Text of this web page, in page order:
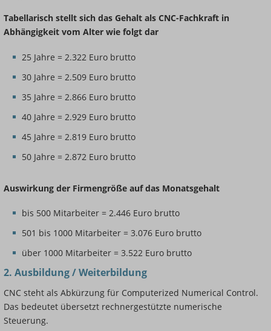
Tabellarisch stellt sich das Gehalt als CNC-Fachkraft in
Abhängigkeit vom Alter wie folgt dar
25 Jahre = 2.322 Euro brutto
30 Jahre = 2.509 Euro brutto
35 Jahre = 2.866 Euro brutto
40 Jahre = 2.929 Euro brutto
45 Jahre = 2.819 Euro brutto
50 Jahre = 2.872 Euro brutto
Auswirkung der Firmengröße auf das Monatsgehalt
bis 500 Mitarbeiter = 2.446 Euro brutto
501 bis 1000 Mitarbeiter = 3.076 Euro brutto
über 1000 Mitarbeiter = 3.522 Euro brutto
2. Ausbildung / Weiterbildung
CNC steht als Abkürzung für Computerized Numerical Control.
Das bedeutet übersetzt rechnergestützte numerische
Steuerung.